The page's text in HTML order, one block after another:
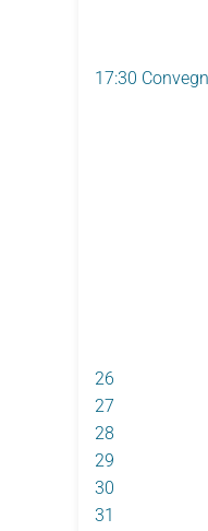
17:30
26
27
28
29
30
31